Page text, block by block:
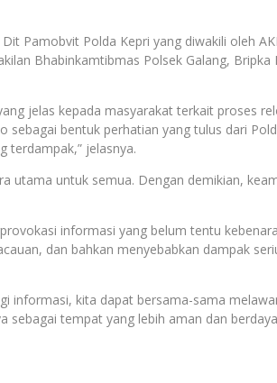
Pamobvit Polda Kepri yang diwakili oleh
Bhabinkamtibmas Polsek Galang, Bripka
jelas kepada masyarakat terkait proses
sebagai bentuk perhatian yang tulus dari
terdampak,” jelasnya.
utama untuk semua. Dengan demikian,
informasi yang belum tentu
dan bahkan menyebabkan dampak
informasi, kita dapat bersama-sama
tempat yang lebih aman dan